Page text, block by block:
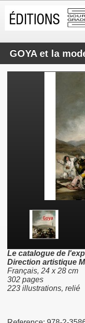
GOYA et la
Le catalogue de
Direction artistique
Français, 24 x 28 cm
302 pages
223 illustrations, relié